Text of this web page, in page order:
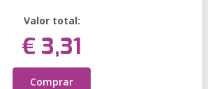
Valor total:
€ 3,31
Comprar